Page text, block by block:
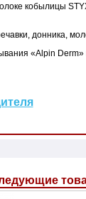
кобылицы
донника,
«Alpin